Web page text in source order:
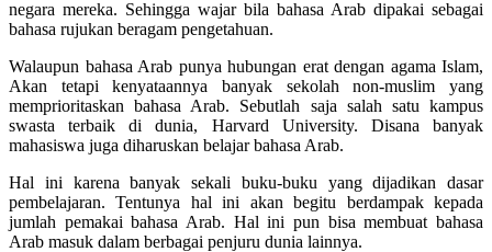
negara mereka. Sehingga wajar bila bahasa Arab dipakai sebagai
bahasa rujukan beragam pengetahuan.
Walaupun bahasa Arab punya hubungan erat dengan agama Islam,
Akan tetapi kenyataannya banyak sekolah non-muslim yang
memprioritaskan bahasa Arab. Sebutlah saja salah satu kampus
swasta terbaik di dunia, Harvard University. Disana banyak
mahasiswa juga diharuskan belajar bahasa Arab.
Hal ini karena banyak sekali buku-buku yang dijadikan dasar
pembelajaran. Tentunya hal ini akan begitu berdampak kepada
jumlah pemakai bahasa Arab. Hal ini pun bisa membuat bahasa
Arab masuk dalam berbagai penjuru dunia lainnya.